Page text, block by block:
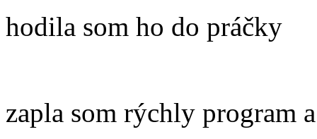
hodila som ho do práčky
zapla som rýchly program a